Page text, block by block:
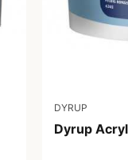
DYRUP
Dyrup